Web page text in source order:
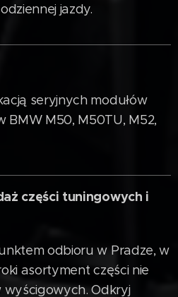
jazdy.
seryjnych modułów
BMW M50, M50TU, M52,
części tuningowych i
odbioru w Pradze, w
asortyment części nie
Odkryj